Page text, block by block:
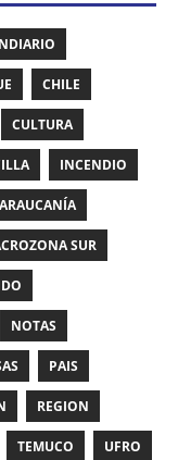
CHILE
CULTURA
INCENDIO
SUR
NOTAS
PAIS
REGION
TEMUCO UFRO